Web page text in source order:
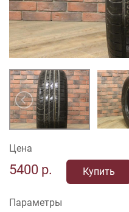
Цена
5400 р. Купить
Параметры